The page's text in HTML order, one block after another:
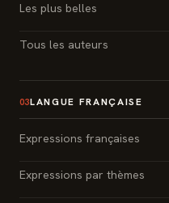
Les plus belles
Tous les auteurs
03LANGUE FRANÇAISE
Expressions françaises
Expressions par thèmes